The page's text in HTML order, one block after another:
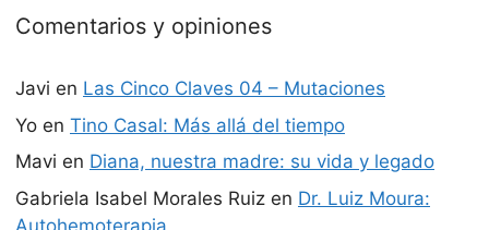
Comentarios y opiniones
Javi en Las Cinco Claves 04 – Mutaciones
Yo en Tino Casal: Más allá del tiempo
Mavi en Diana, nuestra madre: su vida y legado
Gabriela Isabel Morales Ruiz en Dr. Luiz Moura:
Autohemoterapia